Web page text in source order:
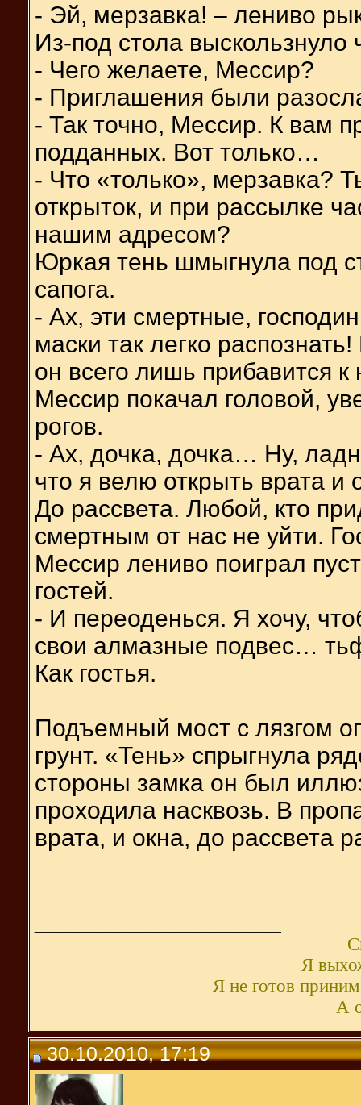
- Эй, мерзавка! – лениво
Из-под стола выскользнуло
- Чего желаете, Мессир?
- Приглашения были
- Так точно, Мессир. К вам
подданных. Вот только…
- Что «только», мерзавка?
открыток, и при рассылке
нашим адресом?
Юркая тень шмыгнула под
сапога.
- Ах, эти смертные,
маски так легко
он всего лишь прибавится
Мессир покачал головой,
рогов.
- Ах, дочка, дочка… Ну,
что я велю открыть врата и
До рассвета. Любой, кто
смертным от нас не уйти.
Мессир лениво поиграл
гостей.
- И переоденься. Я хочу,
свои алмазные подвес…
Как гостья.
Подъемный мост с лязгом
грунт. «Тень» спрыгнула
стороны замка он был
проходила насквозь. В
врата, и окна, до рассвета
Я
Я не готов
А
30.10.2010, 17:19